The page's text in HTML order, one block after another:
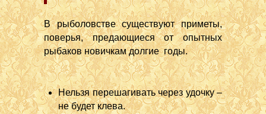
В рыболовстве существуют приметы,
поверья, предающиеся от опытных
рыбаков новичкам долгие годы.
Нельзя перешагивать через удочку –
не будет клева.